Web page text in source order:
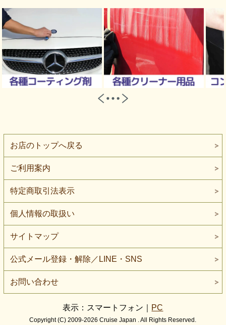
お店のトップへ戻る
ご利用案内
特定商取引法表示
個人情報の取扱い
サイトマップ
公式メール登録・解除／LINE・SNS
お問い合わせ
表示：スマートフォン｜ PC
Copyright (C) 2009-2026 Cruise Japan . All Rights Reserved.